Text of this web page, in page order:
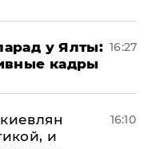
у Ялты:
кадры
16:27
и
16:10